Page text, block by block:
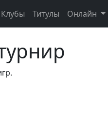
Клубы Титулы Онлайн